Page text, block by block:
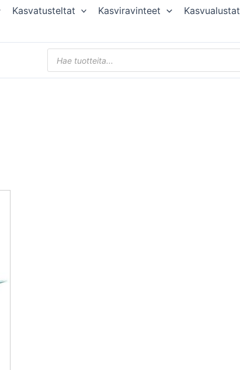
Kasvatusteltat Kasviravinteet Kasvualustat
Products
search